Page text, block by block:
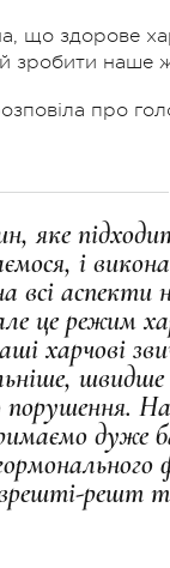
що здорове
зробити наше
про
яке
і
всі
це режим
харчові
швидше
дуже
решт